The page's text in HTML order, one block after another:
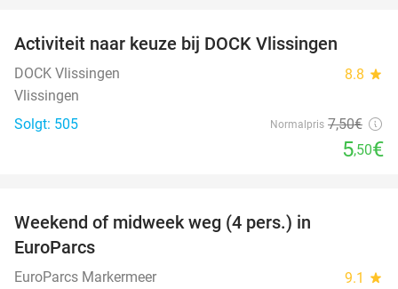
Activiteit naar keuze bij DOCK Vlissingen
DOCK Vlissingen 8.8 star
Vlissingen
Solgt: 505
Normalpris 7,50€
5,50€
Weekend of midweek weg (4 pers.) in
EuroParcs
EuroParcs Markermeer 9.1 star